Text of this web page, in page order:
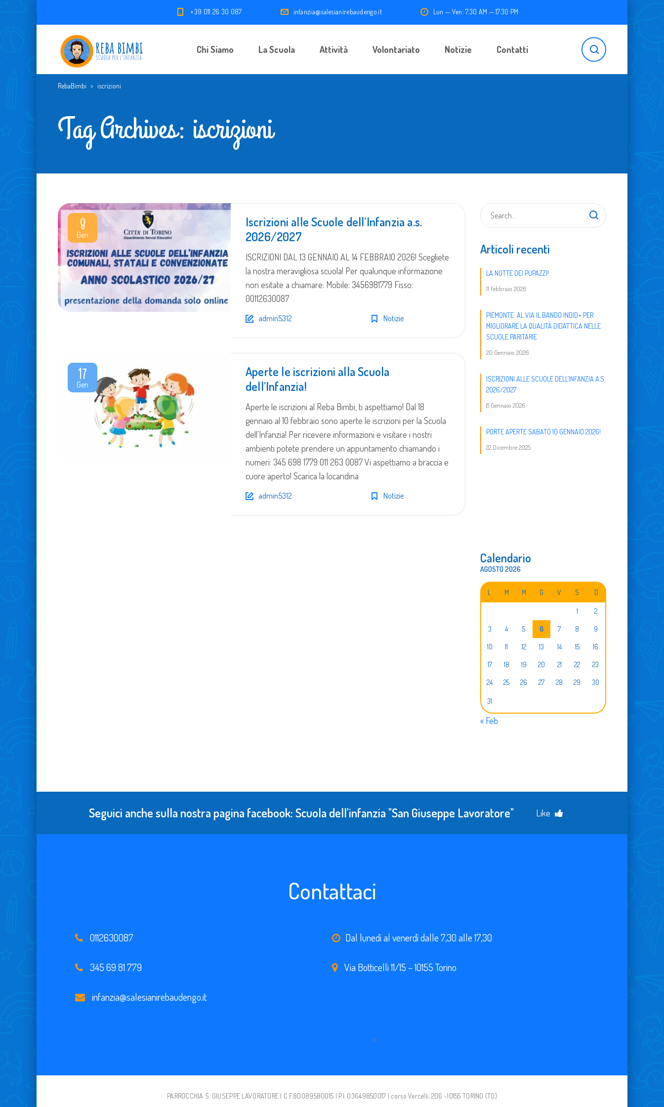
+39 011 26 30 087 infanzia@salesianirebaudengo.it Lun — Ven: 7.30 AM — 17.30 PM
Chi Siamo La Scuola Attività Volontariato Notizie Contatti
RebaBimbi > iscrizioni
Tag Archives: iscrizioni
8
Gen
Iscrizioni alle Scuole dell’Infanzia a.s.
2026/2027
ISCRIZIONI DAL 13 GENNAIO AL 14 FEBBRAIO 2026! Scegliete
la nostra meravigliosa scuola! Per qualunque informazione
non esitate a chiamare: Mobile: 3456981779 Fisso:
00112630087
admin5312 Notizie
17
Gen
Aperte le iscrizioni alla Scuola
dell’Infanzia!
Aperte le iscrizioni al Reba Bimbi, ti aspettiamo! Dal 18
gennaio al 10 febbraio sono aperte le iscrizioni per la Scuola
dell’Infanzia! Per ricevere informazioni e visitare i nostri
ambienti potete prendere un appuntamento chiamando i
numeri: 345 698 1779 011 263 0087 Vi aspettiamo a braccia e
cuore aperto! Scarica la locandina
admin5312 Notizie
Articoli recenti
LA NOTTE DEI PUPAZZI!
11 Febbraio 2026
PIEMONTE: AL VIA IL BANDO INDID+ PER
MIGLIORARE LA QUALITÀ DIDATTICA NELLE
SCUOLE PARITARIE
20 Gennaio 2026
ISCRIZIONI ALLE SCUOLE DELL’INFANZIA A.S.
2026/2027
8 Gennaio 2026
PORTE APERTE SABATO 10 GENNAIO 2026!
22 Dicembre 2025
Calendario
AGOSTO 2026
L M M G V S D
1 2
3 4 5 6 7 8 9
10 11 12 13 14 15 16
17 18 19 20 21 22 23
24 25 26 27 28 29 30
31
« Feb
Seguici anche sulla nostra pagina facebook: Scuola dell'infanzia "San Giuseppe Lavoratore" Like
Contattaci
0112630087
345 69 81 779
infanzia@salesianirebaudengo.it
Dal lunedì al venerdì dalle 7,30 alle 17,30
Via Botticelli 11/15 – 10155 Torino
PARROCCHIA S. GIUSEPPE LAVORATORE | C.F.80089580015 | P.I. 03649850017 | corso Vercelli, 206 -10155 TORINO (TO)